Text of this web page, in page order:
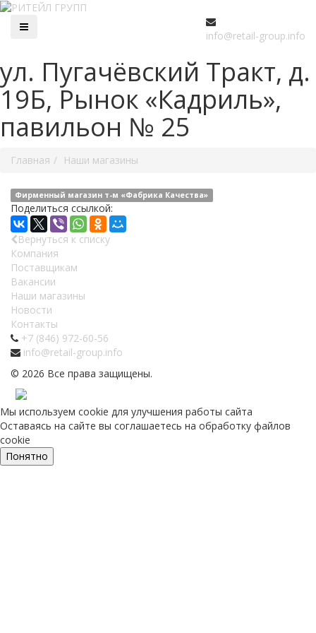
info@retail-group.info
ул. Пугачёвский Тракт, д.
19Б, Рынок «Кадриль»,
павильон № 25
Главная Наши магазины
Фирменный магазин т-м «Фабрика Качества»
Поделиться ссылкой:
Вернуться к списку
Компания
Поставщикам
Вакансии
Наши магазины
Новости
Контакты
+7 (846) 972-60-56
info@retail-group.info
© 2026 Все права защищены.
Мы используем cookie для улучшения работы сайта
Оставаясь на сайте вы соглашаетесь на обработку файлов
cookie
Понятно